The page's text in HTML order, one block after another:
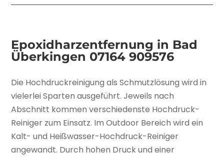
Epoxidharzentfernung in Bad
Überkingen 07164 909576
Die Hochdruckreinigung als Schmutzlösung wird in
vielerlei Sparten ausgeführt. Jeweils nach
Abschnitt kommen verschiedenste Hochdruck-
Reiniger zum Einsatz. Im Outdoor Bereich wird ein
Kalt- und Heißwasser-Hochdruck-Reiniger
angewandt. Durch hohen Druck und einer